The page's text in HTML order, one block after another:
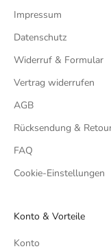
Impressum
Datenschutz
Widerruf & Formular
Vertrag widerrufen
AGB
Rücksendung &
FAQ
Cookie-Einstellungen
Konto & Vorteile
Konto